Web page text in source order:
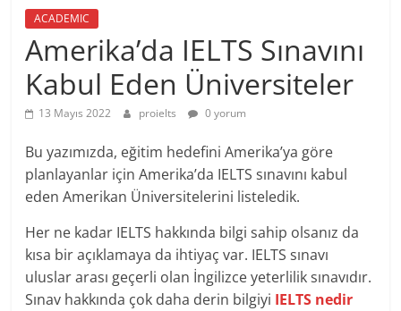
ACADEMIC
Amerika’da IELTS Sınavını
Kabul Eden Üniversiteler
13 Mayıs 2022 proielts 0 yorum
Bu yazımızda, eğitim hedefini Amerika’ya göre
planlayanlar için Amerika’da IELTS sınavını kabul
eden Amerikan Üniversitelerini listeledik.
Her ne kadar IELTS hakkında bilgi sahip olsanız da
kısa bir açıklamaya da ihtiyaç var. IELTS sınavı
uluslar arası geçerli olan İngilizce yeterlilik sınavıdır.
Sınav hakkında çok daha derin bilgiyi IELTS nedir